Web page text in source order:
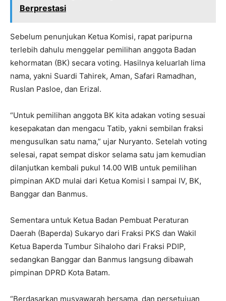
Berprestasi
Sebelum penunjukan Ketua Komisi, rapat paripurna
terlebih dahulu menggelar pemilihan anggota Badan
kehormatan (BK) secara voting. Hasilnya keluarlah lima
nama, yakni Suardi Tahirek, Aman, Safari Ramadhan,
Ruslan Pasloe, dan Erizal.
“Untuk pemilihan anggota BK kita adakan voting sesuai
kesepakatan dan mengacu Tatib, yakni sembilan fraksi
mengusulkan satu nama,” ujar Nuryanto. Setelah voting
selesai, rapat sempat diskor selama satu jam kemudian
dilanjutkan kembali pukul 14.00 WIB untuk pemilihan
pimpinan AKD mulai dari Ketua Komisi I sampai IV, BK,
Banggar dan Banmus.
Sementara untuk Ketua Badan Pembuat Peraturan
Daerah (Baperda) Sukaryo dari Fraksi PKS dan Wakil
Ketua Baperda Tumbur Sihaloho dari Fraksi PDIP,
sedangkan Banggar dan Banmus langsung dibawah
pimpinan DPRD Kota Batam.
“Berdasarkan musyawarah bersama, dan persetujuan